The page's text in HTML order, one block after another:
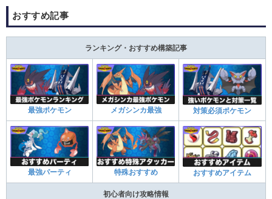
おすすめ記事
ランキング・おすすめ構築記事
最強ポケモン メガシンカ最強 対策必須ポケモン
最強パーティ 特殊おすすめ おすすめアイテム
初心者向け攻略情報